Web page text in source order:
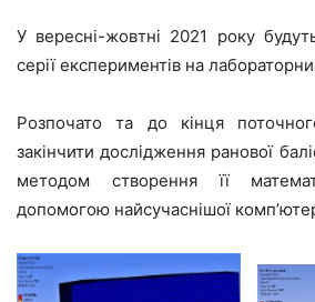
У вересні-жовтні 2021 року
серії експериментів на
Розпочато та до кінця
закінчити дослідження ранової
методом створення її
допомогою найсучаснішої